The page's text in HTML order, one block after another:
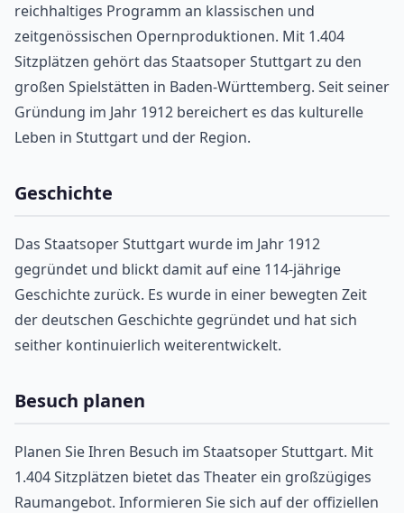
reichhaltiges Programm an klassischen und
zeitgenössischen Opernproduktionen. Mit 1.404
Sitzplätzen gehört das Staatsoper Stuttgart zu den
großen Spielstätten in Baden-Württemberg. Seit seiner
Gründung im Jahr 1912 bereichert es das kulturelle
Leben in Stuttgart und der Region.
Geschichte
Das Staatsoper Stuttgart wurde im Jahr 1912
gegründet und blickt damit auf eine 114-jährige
Geschichte zurück. Es wurde in einer bewegten Zeit
der deutschen Geschichte gegründet und hat sich
seither kontinuierlich weiterentwickelt.
Besuch planen
Planen Sie Ihren Besuch im Staatsoper Stuttgart. Mit
1.404 Sitzplätzen bietet das Theater ein großzügiges
Raumangebot. Informieren Sie sich auf der offiziellen